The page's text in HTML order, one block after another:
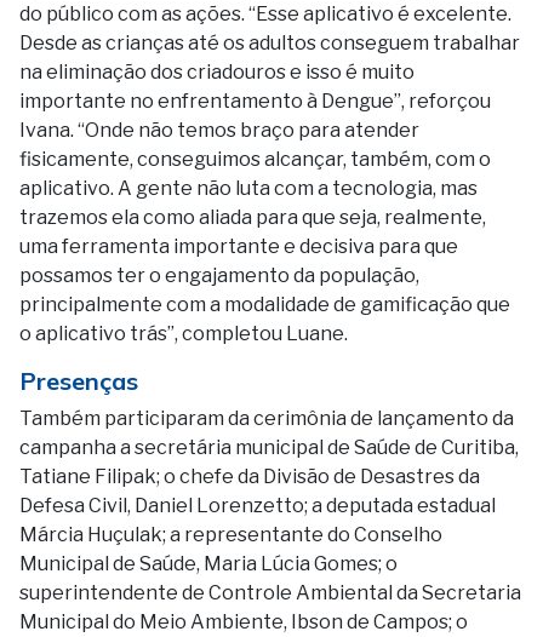
do público com as ações. “Esse aplicativo é excelente.
Desde as crianças até os adultos conseguem trabalhar
na eliminação dos criadouros e isso é muito
importante no enfrentamento à Dengue”, reforçou
Ivana. “Onde não temos braço para atender
fisicamente, conseguimos alcançar, também, com o
aplicativo. A gente não luta com a tecnologia, mas
trazemos ela como aliada para que seja, realmente,
uma ferramenta importante e decisiva para que
possamos ter o engajamento da população,
principalmente com a modalidade de gamificação que
o aplicativo trás”, completou Luane.
Presenças
Também participaram da cerimônia de lançamento da
campanha a secretária municipal de Saúde de Curitiba,
Tatiane Filipak; o chefe da Divisão de Desastres da
Defesa Civil, Daniel Lorenzetto; a deputada estadual
Márcia Huçulak; a representante do Conselho
Municipal de Saúde, Maria Lúcia Gomes; o
superintendente de Controle Ambiental da Secretaria
Municipal do Meio Ambiente, Ibson de Campos; o